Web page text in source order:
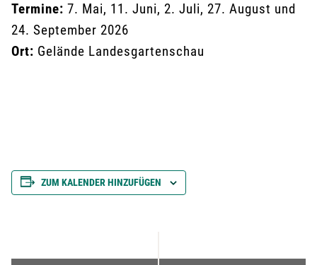
Termine: 7. Mai, 11. Juni, 2. Juli, 27. August und
24. September 2026
Ort: Gelände Landesgartenschau
ZUM KALENDER HINZUFÜGEN